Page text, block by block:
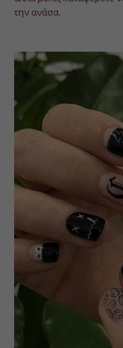
την ανάσα.